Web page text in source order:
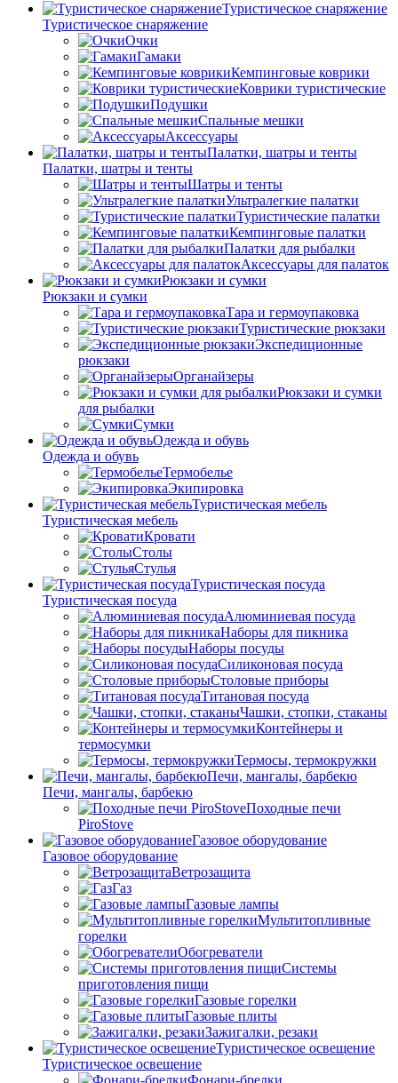
Туристическое снаряжение
Туристическое снаряжение
Очки
Гамаки
Кемпинговые коврики
Коврики туристические
Подушки
Спальные мешки
Аксессуары
Палатки, шатры и тенты
Палатки, шатры и тенты
Шатры и тенты
Ультралегкие палатки
Туристические палатки
Кемпинговые палатки
Палатки для рыбалки
Аксессуары для палаток
Рюкзаки и сумки
Рюкзаки и сумки
Тара и гермоупаковка
Туристические рюкзаки
Экспедиционные
рюкзаки
Органайзеры
Рюкзаки и сумки
для рыбалки
Сумки
Одежда и обувь
Одежда и обувь
Термобелье
Экипировка
Туристическая мебель
Туристическая мебель
Кровати
Столы
Стулья
Туристическая посуда
Туристическая посуда
Алюминиевая посуда
Наборы для пикника
Наборы посуды
Силиконовая посуда
Столовые приборы
Титановая посуда
Чашки, стопки, стаканы
Контейнеры и
термосумки
Термосы, термокружки
Печи, мангалы, барбекю
Печи, мангалы, барбекю
Походные печи
PiroStove
Газовое оборудование
Газовое оборудование
Ветрозащита
Газ
Газовые лампы
Мультитопливные
горелки
Обогреватели
Системы
приготовления пищи
Газовые горелки
Газовые плиты
Зажигалки, резаки
Туристическое освещение
Туристическое освещение
Фонари-брелки